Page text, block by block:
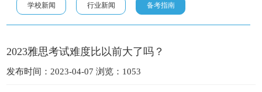
学校新闻 行业新闻 备考指南
2023雅思考试难度比以前大了吗？
发布时间：2023-04-07 浏览：1053